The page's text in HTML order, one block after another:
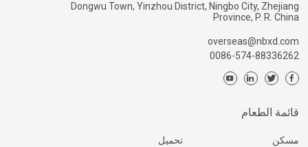
Dongwu Town, Yinzhou District, Ningbo City, Zhejiang
Province, P. R. China
overseas@nbxd.com
0086-574-88336262
قائمة الطعام
مسكن
تحميل